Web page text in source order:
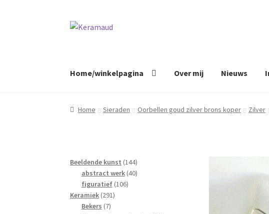
Ga
Ga
Home/winkelpagina Over mij Nieuws
Home Sieraden Oorbellen goud zilver brons koper Zilver
Beeldende kunst 144144
producten
abstract werk 4040
figuratief 106106
Keramiek 291291
Bekers 77